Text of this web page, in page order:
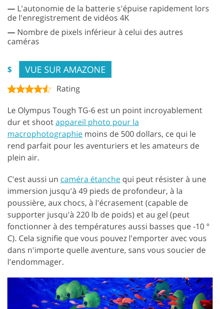
— L'autonomie de la batterie s'épuise rapidement lors
de l'enregistrement de vidéos 4K
— Nombre de pixels inférieur à celui des autres
caméras
$ VUE SUR AMAZONE
Rating
Le Olympus Tough TG-6 est un point incroyablement
dur et shootappareil photo pour la
macrophotographie moins de 500 dollars, ce qui le
rend parfait pour les aventuriers et les amateurs de
plein air.
C'est aussi un caméra étanche qui peut résister à une
immersion jusqu'à 49 pieds de profondeur, à la
poussière, aux chocs, à l'écrasement (capable de
supporter jusqu'à 220 lb de poids) et au gel (peut
fonctionner à des températures aussi basses que -10 °
C). Cela signifie que vous pouvez l'emporter avec vous
dans n'importe quelle aventure, sans vous soucier de
l'endommager.